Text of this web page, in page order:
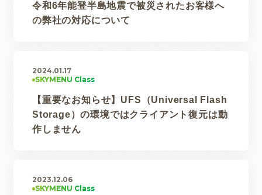
令和6年能登半島地震で被災されたお客様へ
の弊社の対応について
2024.01.17
【重要なお知らせ】UFS（Universal Flash
Storage）の環境ではクライアント復元は動
作しません
2023.12.06